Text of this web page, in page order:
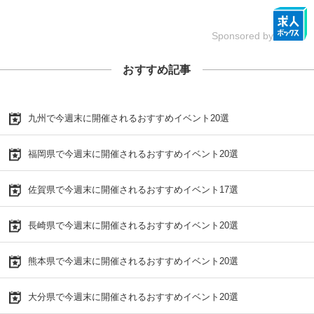
Sponsored by
おすすめ記事
九州で今週末に開催されるおすすめイベント20選
福岡県で今週末に開催されるおすすめイベント20選
佐賀県で今週末に開催されるおすすめイベント17選
長崎県で今週末に開催されるおすすめイベント20選
熊本県で今週末に開催されるおすすめイベント20選
大分県で今週末に開催されるおすすめイベント20選